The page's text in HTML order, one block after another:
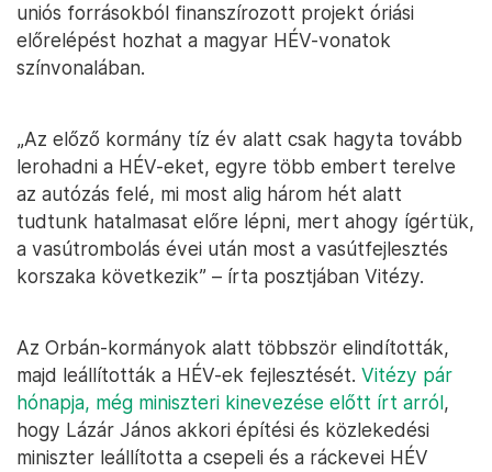
uniós forrásokból finanszírozott projekt óriási
előrelépést hozhat a magyar HÉV-vonatok
színvonalában.
„Az előző kormány tíz év alatt csak hagyta tovább
lerohadni a HÉV-eket, egyre több embert terelve
az autózás felé, mi most alig három hét alatt
tudtunk hatalmasat előre lépni, mert ahogy ígértük,
a vasútrombolás évei után most a vasútfejlesztés
korszaka következik” – írta posztjában Vitézy.
Az Orbán-kormányok alatt többször elindították,
majd leállították a HÉV-ek fejlesztését. Vitézy pár
hónapja, még miniszteri kinevezése előtt írt arról,
hogy Lázár János akkori építési és közlekedési
miniszter leállította a csepeli és a ráckevei HÉV